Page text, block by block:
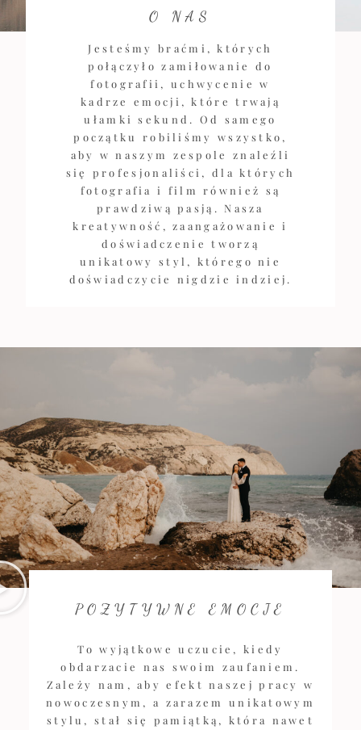
O NAS
Jesteśmy braćmi, których
połączyło zamiłowanie do
fotografii, uchwycenie w
kadrze emocji, które trwają
ułamki sekund. Od samego
początku robiliśmy wszystko,
aby w naszym zespole znaleźli
się profesjonaliści, dla których
fotografia i film również są
prawdziwą pasją. Nasza
kreatywność, zaangażowanie i
doświadczenie tworzą
unikatowy styl, którego nie
doświadczycie nigdzie indziej.
POZYTYWNE EMOCJE
To wyjątkowe uczucie, kiedy
obdarzacie nas swoim zaufaniem.
Zależy nam, aby efekt naszej pracy w
nowoczesnym, a zarazem unikatowym
stylu, stał się pamiątką, która nawet